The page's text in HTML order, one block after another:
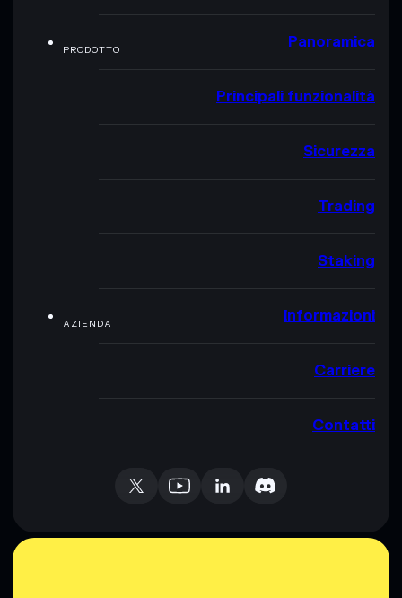
PRODOTTO Panoramica
Principali funzionalità
Sicurezza
Trading
Staking
AZIENDA Informazioni
Carriere
Contatti